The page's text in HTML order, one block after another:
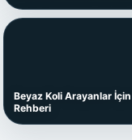
Beyaz Koli Arayanlar
Rehberi